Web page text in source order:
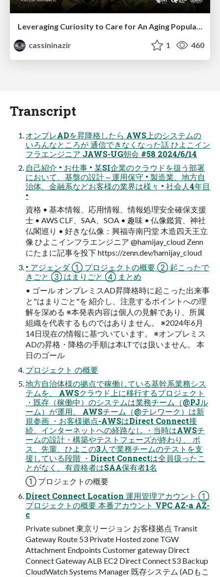
Leveraging Curiosity to Care for An Aging Population
cassininazir
1 460
Transcript
オンプレADを昇降格したら AWS上のシステムの
いろんなところが 通信できなくなった話 ひよこイン
フラエンジニア JAWS-UG朝会 #58 2024/6/14
自己紹介 • お仕事 • 某SI企業のクラウドを扱う部署
において、基盤の設計～運用保守 • 製造業、地方自
治体、金融系などお客様の業界は様々 • 社会人4年目
•
資格 • 基本情報、応用情報、情報処理安全確保支援
士 • AWS CLF、SAA、SOA • 趣味 • 仏像鑑賞、神社
仏閣巡り • 好きな仏像：興福寺南円堂 木造四天王立
像 ひよこインフラエンジニア @hamijay_cloud Zenn
にたまに記事を投下 https://zenn.dev/hamijay_cloud
• アジェンダ ① プロジェクトの概要 ② 起こったで
きごと ③ はまりごと ④ まとめ
• ゴール オンプレミスAD昇降格時に起こった出来事
と"はまりごと"を 紹介し、注意するポイントへの理
解を深める ※本発表内容は個人の見解であり、所属
組織を代表するものではありません。 ※2024年6月
14日現在の情報に基づいています。 ※オンプレミス
ADの昇格・降格の手順は本LTでは扱いません。 本
日のゴール
プロジェクト の概要
地方自治体様の拠点で稼働している基幹系業務シス
テムを、 AWSクラウド上に移行するプロジェクト
・既存（稼働中）のシステムは業務チーム（@PJル
ーム）が運用、 AWSチーム（@テレワーク）は新
規参画 ・お客様拠点-AWSはDirect Connect接
続、インターネットへの経路なし ・当時はAWSチ
ームの設計・構築やテストフェーズが終わり、 ボ
ス、先輩、ひよこの3人で業務チームのテストを支
援している段階 ・Direct Connectは全員扱ったこ
とがなく、有資格者はSAA保有者1名
① プロジェクトの概要
Direct Connect Location 運用管理アカウント ①
プロジェクトの概要 本番アカウント VPC AZ-a AZ-
c
Private subnet 東京リージョン お客様拠点 Transit
Gateway Route 53 Private Hosted zone TGW
Attachment Endpoints Customer gateway Direct
Connect Gateway ALB EC2 Direct Connect S3 Backup
CloudWatch Systems Manager 既存システム (ADもこ